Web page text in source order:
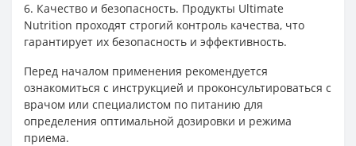
6. Качество и безопасность. Продукты Ultimate
Nutrition проходят строгий контроль качества, что
гарантирует их безопасность и эффективность.
Перед началом применения рекомендуется
ознакомиться с инструкцией и проконсультироваться с
врачом или специалистом по питанию для
определения оптимальной дозировки и режима
приема.